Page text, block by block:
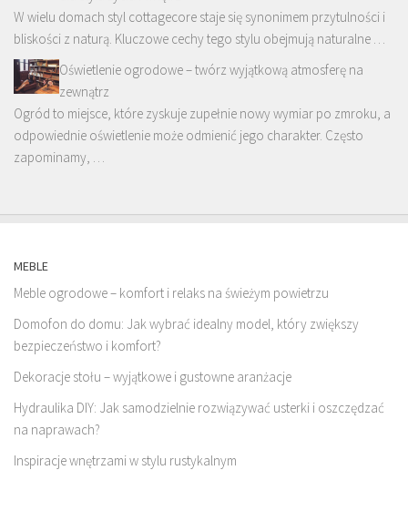
W wielu domach styl cottagecore staje się synonimem przytulności i
bliskości z naturą. Kluczowe cechy tego stylu obejmują naturalne …
Oświetlenie ogrodowe – twórz wyjątkową atmosferę na
zewnątrz
Ogród to miejsce, które zyskuje zupełnie nowy wymiar po zmroku, a
odpowiednie oświetlenie może odmienić jego charakter. Często
zapominamy, …
MEBLE
Meble ogrodowe – komfort i relaks na świeżym powietrzu
Domofon do domu: Jak wybrać idealny model, który zwiększy
bezpieczeństwo i komfort?
Dekoracje stołu – wyjątkowe i gustowne aranżacje
Hydraulika DIY: Jak samodzielnie rozwiązywać usterki i oszczędzać
na naprawach?
Inspiracje wnętrzami w stylu rustykalnym